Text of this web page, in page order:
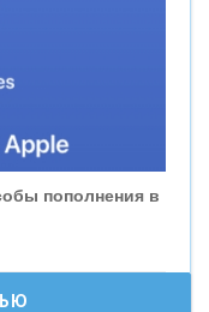
пополнения в